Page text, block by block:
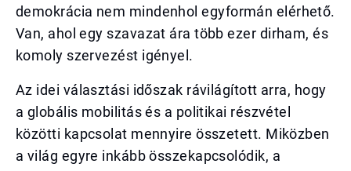
demokrácia nem mindenhol egyformán elérhető.
Van, ahol egy szavazat ára több ezer dirham, és
komoly szervezést igényel.
Az idei választási időszak rávilágított arra, hogy
a globális mobilitás és a politikai részvétel
közötti kapcsolat mennyire összetett. Miközben
a világ egyre inkább összekapcsolódik, a